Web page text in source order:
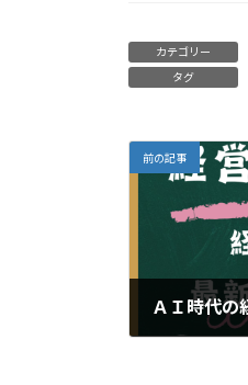
カテゴリー
タグ
前の記事